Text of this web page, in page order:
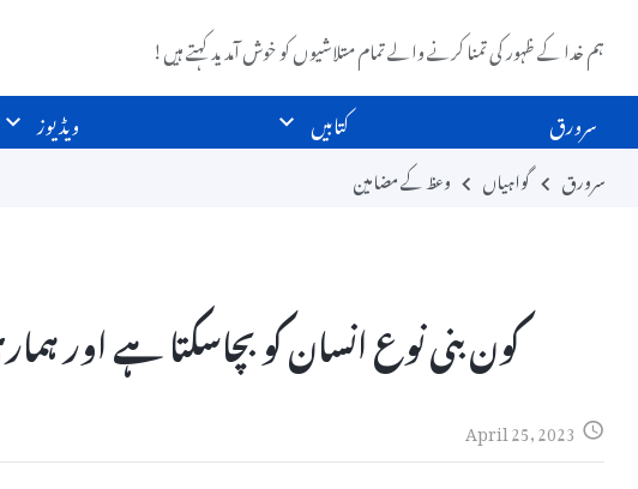
ہم خدا کے ظہور کی تمنا کرنے والے تمام متلاشیوں کو خوش آمدید کہتے ہیں!
سرورق
کتابیں ویڈیوز
سرورق گواہیاں وعظ کے مضامین
کون بنی نوع انسان کو بچاسکتا ہے اور
April 25, 2023